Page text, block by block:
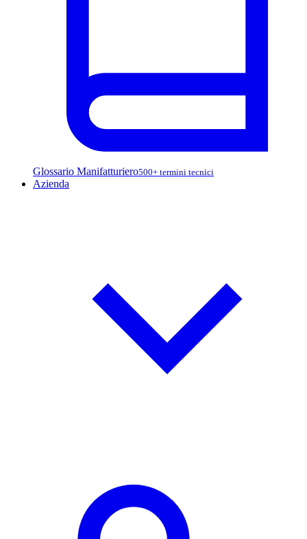
Glossario Manifatturiero500+ termini tecnici
Azienda